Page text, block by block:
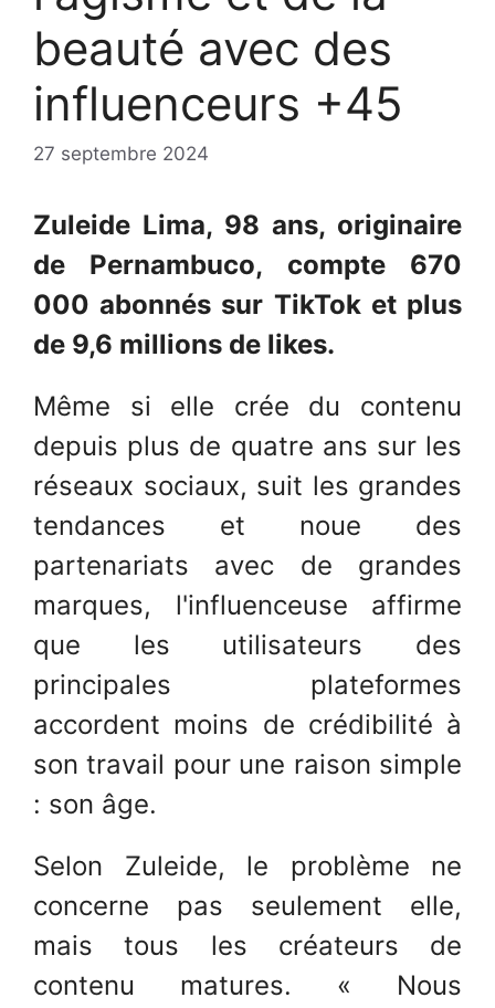
beauté avec des
influenceurs +45
27 septembre 2024
Zuleide Lima, 98 ans, originaire
de Pernambuco, compte 670
000 abonnés sur TikTok et plus
de 9,6 millions de likes.
Même si elle crée du contenu
depuis plus de quatre ans sur les
réseaux sociaux, suit les grandes
tendances et noue des
partenariats avec de grandes
marques, l'influenceuse affirme
que les utilisateurs des
principales plateformes
accordent moins de crédibilité à
son travail pour une raison simple
: son âge.
Selon Zuleide, le problème ne
concerne pas seulement elle,
mais tous les créateurs de
contenu matures. « Nous